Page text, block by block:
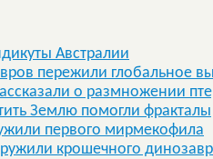
Австралии
пережили глобальное
о размножении
Землю помогли фракталы
первого мирмекофила
крошечного